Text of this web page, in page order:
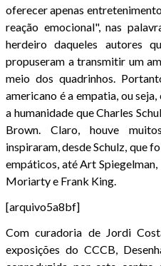
oferecer apenas
reação emocional", nas
herdeiro daqueles autores
propuseram a transmitir um
meio dos quadrinhos.
americano é a empatia, ou
a humanidade que Charles
Brown. Claro, houve
inspiraram, desde Schulz, que
empáticos, até Art
Moriarty e Frank King.
[arquivo5a8bf]
Com curadoria de Jordi
exposições do CCCB,